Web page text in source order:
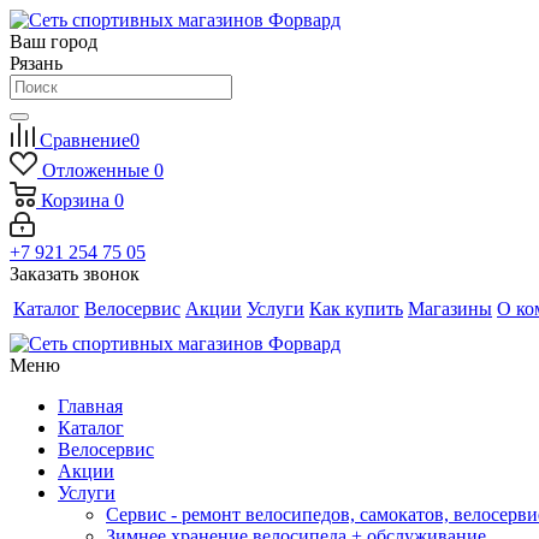
Ваш город
Рязань
Сравнение0
Отложенные 0
Корзина 0
+7 921 254 75 05
Заказать звонок
Каталог Велосервис Акции Услуги Как купить Магазины О
Меню
Главная
Каталог
Велосервис
Акции
Услуги
Сервис - ремонт велосипедов, самокатов,